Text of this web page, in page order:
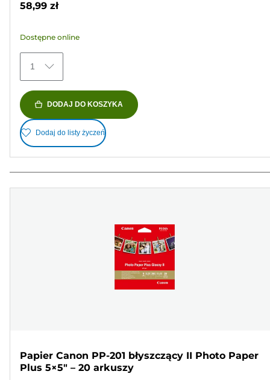
5
152
Recenzji
58,99 zł
Dostępne online
1
DODAJ DO KOSZYKA
Dodaj do listy życzeń
Papier Canon PP-201 błyszczący II Photo Paper
Plus 5×5" – 20 arkuszy